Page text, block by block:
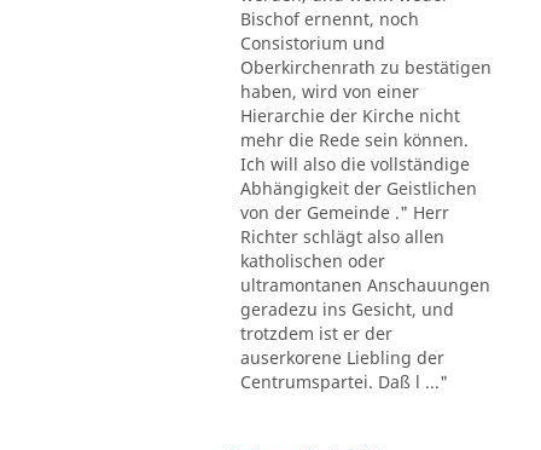
Bischof ernennt, noch
Consistorium und
Oberkirchenrath zu bestätigen
haben, wird von einer
Hierarchie der Kirche nicht
mehr die Rede sein können.
Ich will also die vollständige
Abhängigkeit der Geistlichen
von der Gemeinde ." Herr
Richter schlägt also allen
katholischen oder
ultramontanen Anschauungen
geradezu ins Gesicht, und
trotzdem ist er der
auserkorene Liebling der
Centrumspartei. Daß l ..."